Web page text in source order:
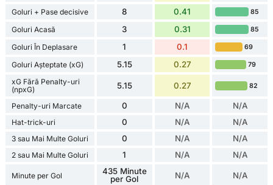
Goluri + Pase decisive 8 0.41 85
Goluri Acasă 3 0.31 85
Goluri În Deplasare 1 0.1 69
Goluri Așteptate (xG) 5.15 0.27 79
xG Fără Penalty-uri
(npxG)
5.15 0.27 82
Penalty-uri Marcate 0 N/A N/A
Hat-trick-uri 0 N/A N/A
3 sau Mai Multe Goluri 0 N/A N/A
2 sau Mai Multe Goluri 1 N/A N/A
Minute per Gol
435 Minute
per Gol
N/A N/A